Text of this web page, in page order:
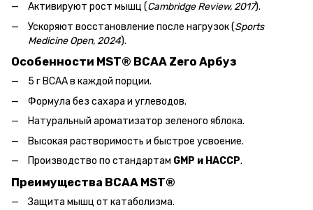
Активируют рост мышц (Cambridge Review, 2017).
Ускоряют восстановление после нагрузок (Sports
Medicine Open, 2024).
Особенности MST® BCAA Zero Арбуз
5 г BCAA в каждой порции.
Формула без сахара и углеводов.
Натуральный ароматизатор зеленого яблока.
Высокая растворимость и быстрое усвоение.
Производство по стандартам GMP и HACCP.
Преимущества BCAA MST®
Защита мышц от катаболизма.